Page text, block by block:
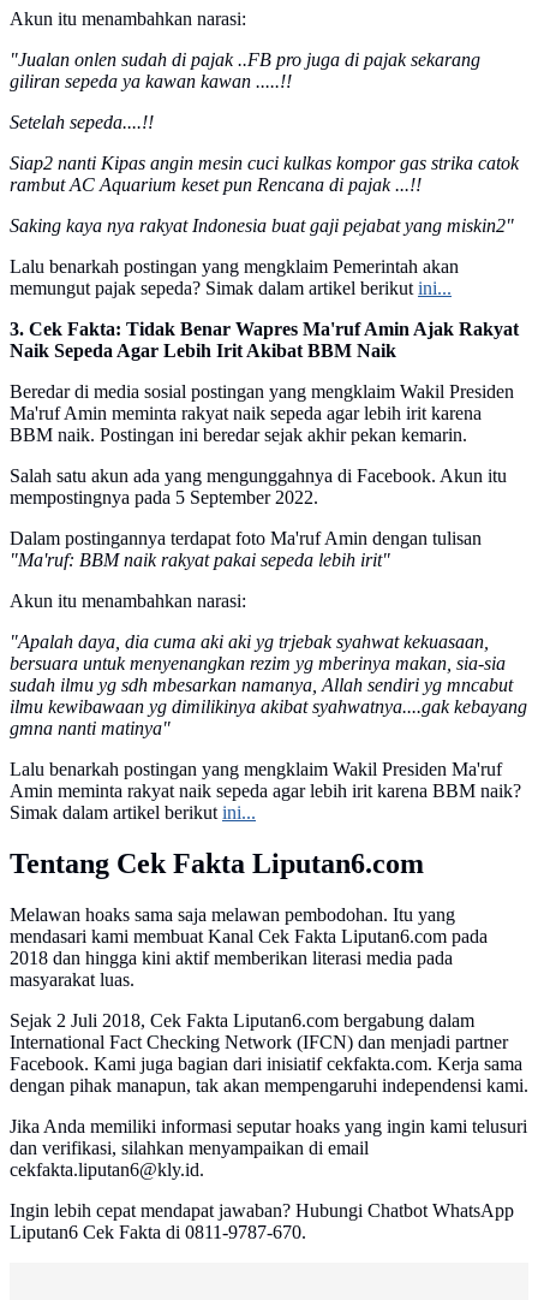
Akun itu menambahkan narasi:
"Jualan onlen sudah di pajak ..FB pro juga di pajak sekarang
giliran sepeda ya kawan kawan .....!!
Setelah sepeda....!!
Siap2 nanti Kipas angin mesin cuci kulkas kompor gas strika catok
rambut AC Aquarium keset pun Rencana di pajak ...!!
Saking kaya nya rakyat Indonesia buat gaji pejabat yang miskin2"
Lalu benarkah postingan yang mengklaim Pemerintah akan
memungut pajak sepeda? Simak dalam artikel berikutini...
3. Cek Fakta: Tidak Benar Wapres Ma'ruf Amin Ajak Rakyat
Naik Sepeda Agar Lebih Irit Akibat BBM Naik
Beredar di media sosial postingan yang mengklaim Wakil Presiden
Ma'ruf Amin meminta rakyat naik sepeda agar lebih irit karena
BBM naik. Postingan ini beredar sejak akhir pekan kemarin.
Salah satu akun ada yang mengunggahnya di Facebook. Akun itu
mempostingnya pada 5 September 2022.
Dalam postingannya terdapat foto Ma'ruf Amin dengan tulisan
"Ma'ruf: BBM naik rakyat pakai sepeda lebih irit"
Akun itu menambahkan narasi:
"Apalah daya, dia cuma aki aki yg trjebak syahwat kekuasaan,
bersuara untuk menyenangkan rezim yg mberinya makan, sia-sia
sudah ilmu yg sdh mbesarkan namanya, Allah sendiri yg mncabut
ilmu kewibawaan yg dimilikinya akibat syahwatnya....gak kebayang
gmna nanti matinya"
Lalu benarkah postingan yang mengklaim Wakil Presiden Ma'ruf
Amin meminta rakyat naik sepeda agar lebih irit karena BBM naik?
Simak dalam artikel berikutini...
Tentang Cek Fakta Liputan6.com
Melawan hoaks sama saja melawan pembodohan. Itu yang
mendasari kami membuat Kanal Cek Fakta Liputan6.com pada
2018 dan hingga kini aktif memberikan literasi media pada
masyarakat luas.
Sejak 2 Juli 2018, Cek Fakta Liputan6.com bergabung dalam
International Fact Checking Network (IFCN) dan menjadi partner
Facebook. Kami juga bagian dari inisiatif cekfakta.com. Kerja sama
dengan pihak manapun, tak akan mempengaruhi independensi kami.
Jika Anda memiliki informasi seputar hoaks yang ingin kami telusuri
dan verifikasi, silahkan menyampaikan di email
cekfakta.liputan6@kly.id.
Ingin lebih cepat mendapat jawaban? Hubungi Chatbot WhatsApp
Liputan6 Cek Fakta di 0811-9787-670.